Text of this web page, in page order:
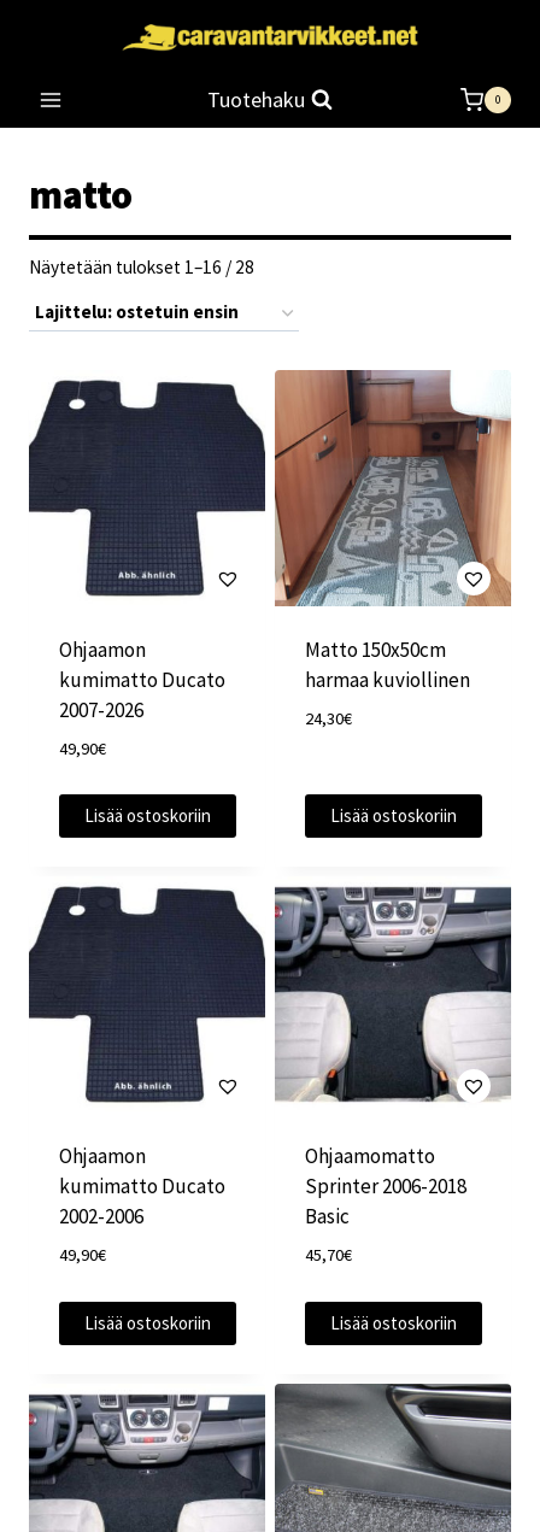
Tuotehaku 0
matto
Näytetään tulokset 1–16 / 28
Ohjaamon
kumimatto Ducato
2007-2026
49,90€
Lisää ostoskoriin
Matto 150x50cm
harmaa kuviollinen
24,30€
Lisää ostoskoriin
Ohjaamon
kumimatto Ducato
2002-2006
49,90€
Lisää ostoskoriin
Ohjaamomatto
Sprinter 2006-2018
Basic
45,70€
Lisää ostoskoriin